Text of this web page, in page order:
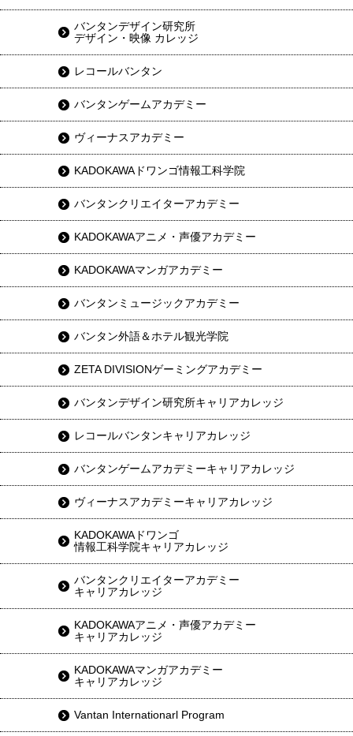
バンタンデザイン研究所
デザイン・映像 カレッジ
レコールバンタン
バンタンゲームアカデミー
ヴィーナスアカデミー
KADOKAWAドワンゴ情報工科学院
バンタンクリエイターアカデミー
KADOKAWAアニメ・声優アカデミー
KADOKAWAマンガアカデミー
バンタンミュージックアカデミー
バンタン外語＆ホテル観光学院
ZETA DIVISIONゲーミングアカデミー
バンタンデザイン研究所キャリアカレッジ
レコールバンタンキャリアカレッジ
バンタンゲームアカデミーキャリアカレッジ
ヴィーナスアカデミーキャリアカレッジ
KADOKAWAドワンゴ
情報工科学院キャリアカレッジ
バンタンクリエイターアカデミー
キャリアカレッジ
KADOKAWAアニメ・声優アカデミー
キャリアカレッジ
KADOKAWAマンガアカデミー
キャリアカレッジ
Vantan Internationarl Program